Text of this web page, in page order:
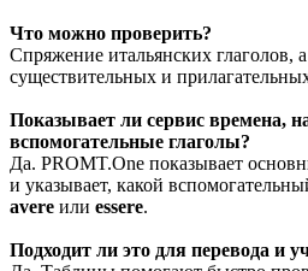
Что можно проверить?
Спряжение итальянских глаголов,
существительных и
Показывает ли сервис времена,
вспомогательные глаголы?
Да. PROMT.One показывает
и указывает, какой
avere или essere.
Подходит ли это для перевода и